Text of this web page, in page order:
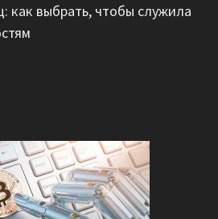
как выбрать, чтобы служила